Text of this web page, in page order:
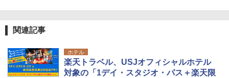
関連記事
ホテル
楽天トラベル、USJオフィシャルホテル
対象の「1デイ・スタジオ・パス＋楽天限